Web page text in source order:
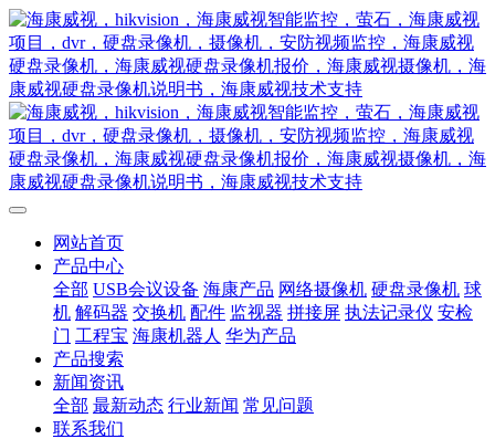
网站首页
产品中心
全部 USB会议设备 海康产品 网络摄像机 硬盘录像机 球
机 解码器 交换机 配件 监视器 拼接屏 执法记录仪 安检
门 工程宝 海康机器人 华为产品
产品搜索
新闻资讯
全部 最新动态 行业新闻 常见问题
联系我们